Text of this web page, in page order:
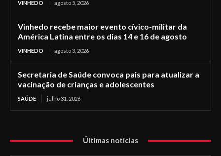
VINHEDO agosto 5, 2026
Vinhedo recebe maior evento cívico-militar da
América Latina entre os dias 14 e 16 de agosto
VINHEDO agosto 3, 2026
Secretaria de Saúde convoca pais para atualizar a
vacinação de crianças e adolescentes
SAÚDE julho 31, 2026
Últimas notícias